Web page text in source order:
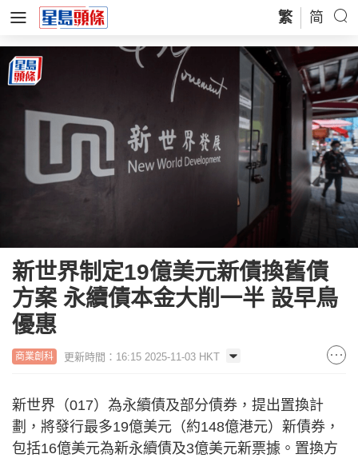
繁 简
新世界制定19億美元新債換舊債
方案 永續債本金大削一半 設早鳥
優惠
商業創科 更新時間：16:15 2025-11-03 HKT
新世界（017）為永續債及部分債券，提出置換計
劃，將發行最多19億美元（約148億港元）新債券，
包括16億美元為新永續債及3億美元新票據。置換方